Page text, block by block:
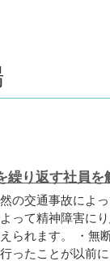
繰り返す社員
の交通事故によ
よって精神障害に
られます。 ・無
ったことが以前